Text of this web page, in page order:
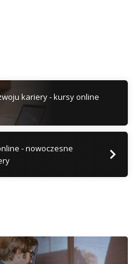
kariery - kursy online
- nowoczesne